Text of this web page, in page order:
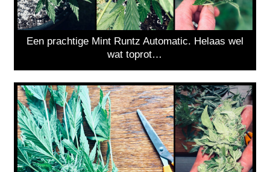
Een prachtige Mint Runtz Automatic. Helaas wel
wat toprot…